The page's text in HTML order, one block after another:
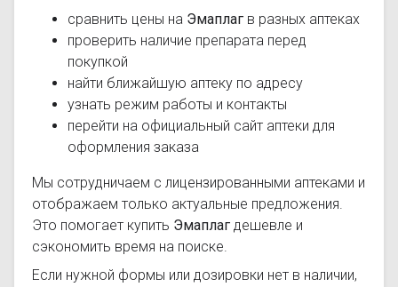
сравнить цены на Эмаплаг в разных аптеках
проверить наличие препарата перед
покупкой
найти ближайшую аптеку по адресу
узнать режим работы и контакты
перейти на официальный сайт аптеки для
оформления заказа
Мы сотрудничаем с лицензированными аптеками и
отображаем только актуальные предложения.
Это помогает купить Эмаплаг дешевле и
сэкономить время на поиске.
Если нужной формы или дозировки нет в наличии,